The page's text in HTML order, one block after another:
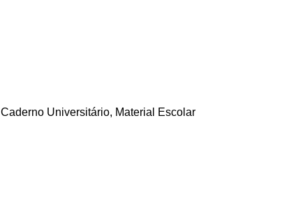
Caderno Universitário, Material Escolar